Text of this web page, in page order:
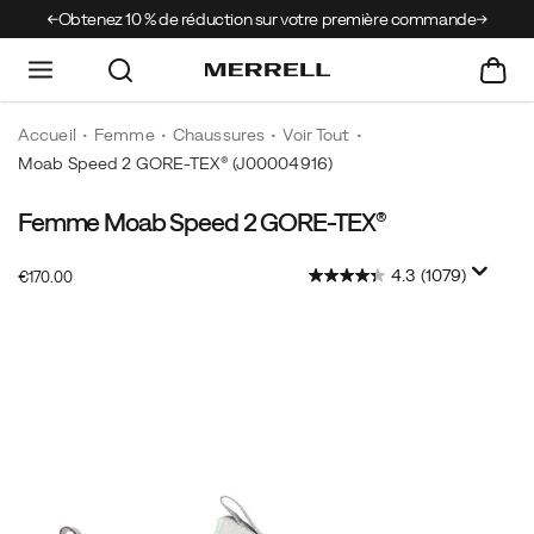
Obtenez 10 % de réduction sur votre première commande
Accueil Femme Chaussures
Voir Tout
Moab Speed 2 GORE-TEX® (J00004916)
La
Speed
https://www.merrell.com/BE/fr_BE/moab-
2-
Femme Moab Speed 2 GORE-TEX®
€170.00OutOfStock 4.3 (1079)